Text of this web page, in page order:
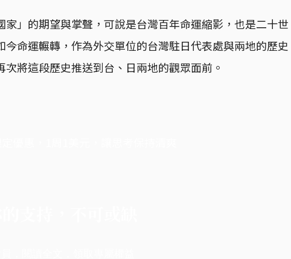
」的期望與掌聲，可說是台灣百年命運縮影，也是二十世
命運輾轉，作為外交單位的台灣駐日代表處與兩地的歷史
將這段歷史推送到台、日兩地的觀眾面前。